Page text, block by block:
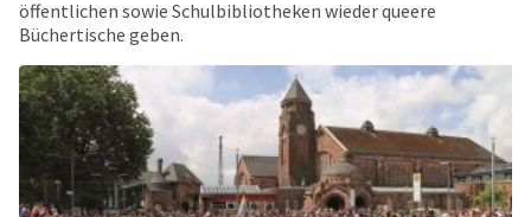
öffentlichen sowie Schulbibliotheken wieder queere
Büchertische geben.